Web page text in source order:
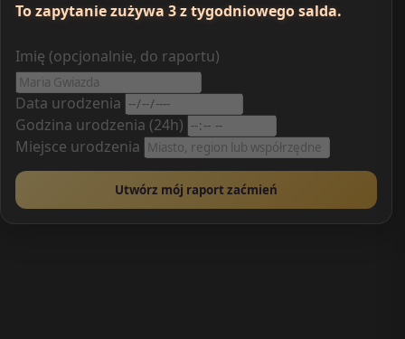
To zapytanie zużywa 3 z tygodniowego salda.
Imię (opcjonalnie, do raportu)
Data urodzenia
Godzina urodzenia (24h)
Miejsce urodzenia
Utwórz mój raport zaćmień